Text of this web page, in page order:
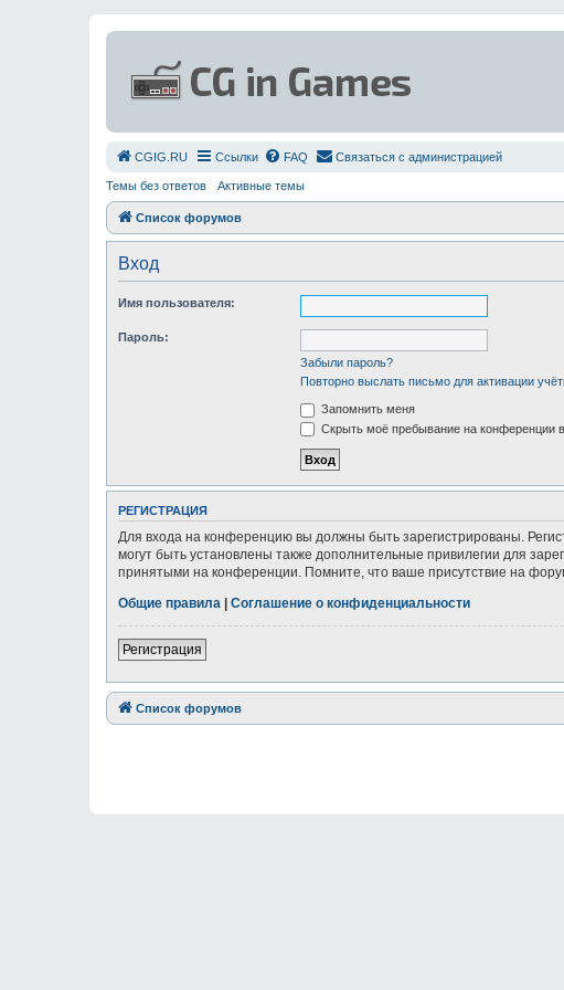
СGIG.RU Ссылки FAQ Связаться с администрацией
Темы без ответов Активные темы
Список форумов
Вход
Имя пользователя:
Пароль:
Забыли пароль?
Повторно выслать письмо для активации
Запомнить меня
Скрыть моё пребывание на конференции в
РЕГИСТРАЦИЯ
Для входа на конференцию вы должны быть зарегистрированы.
могут быть установлены также дополнительные привилегии для
принятыми на конференции. Помните, что ваше присутствие на
Общие правила | Соглашение о конфиденциальности
Регистрация
Список форумов